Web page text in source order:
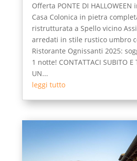
Offerta PONTE DI
Casa Colonica in pietra
ristrutturata a Spello vicino
arredati in stile rustico umbro
Ristorante Ognissanti 2025:
1 notte! CONTATTACI SUBITO E
UN...
leggi tutto